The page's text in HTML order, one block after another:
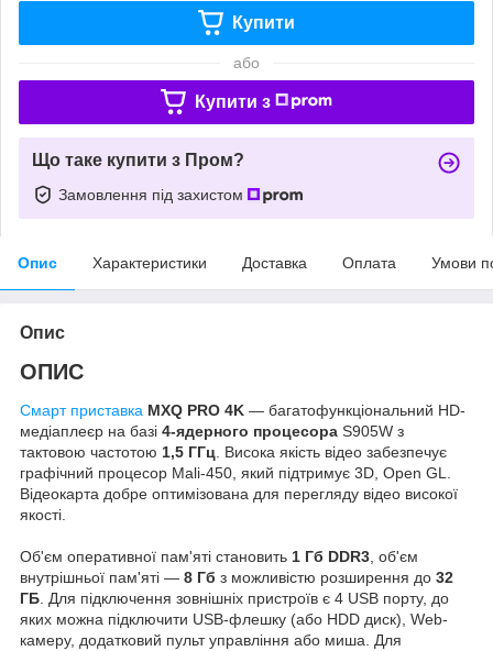
Купити
або
Купити з
Що таке купити з Пром?
Замовлення під захистом
Опис Характеристики Доставка Оплата Умови
Опис
ОПИС
Смарт приставка MXQ PRO 4K — багатофункціональний HD-
медіаплеєр на базі 4-ядерного процесора S905W з
тактовою частотою 1,5 ГГц. Висока якість відео забезпечує
графічний процесор Mali-450, який підтримує 3D, Open GL.
Відеокарта добре оптимізована для перегляду відео високої
якості.
Об'єм оперативної пам'яті становить 1 Гб DDR3, об'єм
внутрішньої пам'яті — 8 Гб з можливістю розширення до 32
ГБ. Для підключення зовнішніх пристроїв є 4 USB порту, до
яких можна підключити USB-флешку (або HDD диск), Web-
камеру, додатковий пульт управління або миша. Для